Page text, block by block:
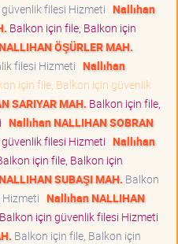
filesi Hizmeti Nallıhan
Balkon için file, Balkon için
ÖŞÜRLER MAH.
filesi Hizmeti Nallıhan
için file, Balkon için güvenlik
SARIYAR MAH. Balkon için file,
Nallıhan NALLIHAN SOBRAN
filesi Hizmeti Nallıhan
için file, Balkon için
SUBAŞI MAH. Balkon
Nallıhan NALLIHAN
için güvenlik filesi Hizmeti
Balkon için file, Balkon için